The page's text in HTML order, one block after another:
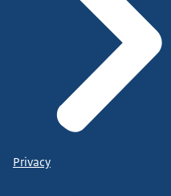
Privacy